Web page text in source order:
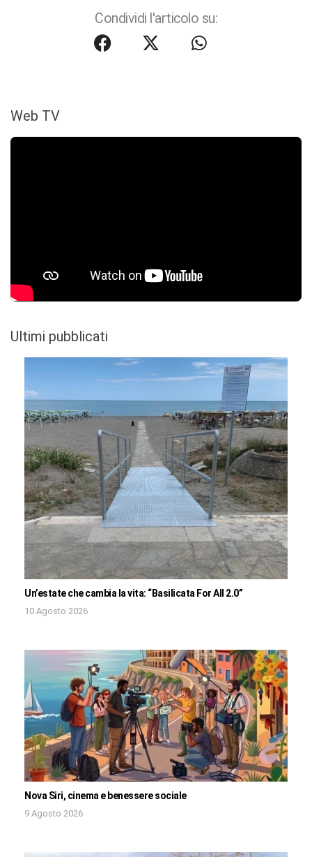
Condividi l'articolo su:
Web TV
Ultimi pubblicati
Un’estate che cambia la vita: “Basilicata For All 2.0”
10 Agosto 2026
Nova Siri, cinema e benessere sociale
9 Agosto 2026